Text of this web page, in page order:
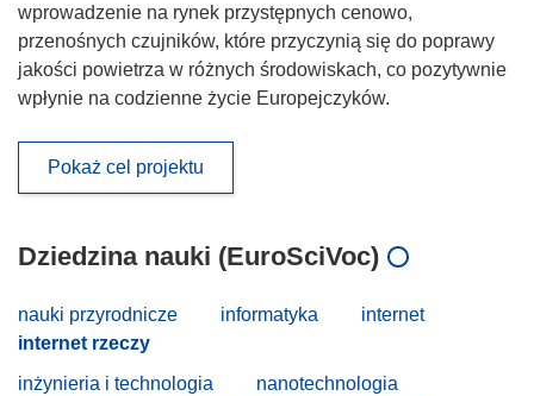
wprowadzenie na rynek przystępnych cenowo,
przenośnych czujników, które przyczynią się do poprawy
jakości powietrza w różnych środowiskach, co pozytywnie
wpłynie na codzienne życie Europejczyków.
Pokaż cel projektu
Dziedzina nauki (EuroSciVoc)
nauki przyrodnicze informatyka
internet
internet rzeczy
inżynieria i technologia
nanotechnologia